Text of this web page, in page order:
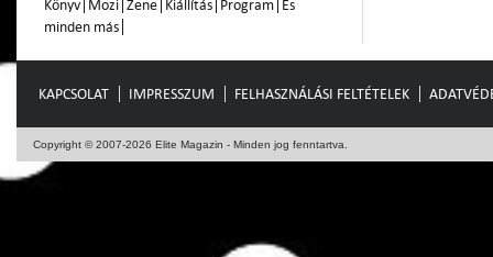
Könyv Mozi Zene Kiállítás Program És
minden más
KAPCSOLAT IMPRESSZUM FELHASZNÁLÁSI FELTÉTELEK
Copyright © 2007-2026 Elite Magazin - Minden jog fenntartva.